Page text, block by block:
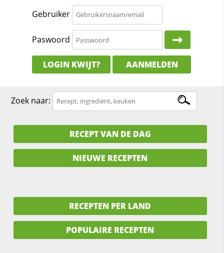
Gebruiker
Paswoord
LOGIN KWIJT? AANMELDEN
Zoek naar:
RECEPT VAN DE DAG
NIEUWE RECEPTEN
RECEPTEN PER LAND
POPULAIRE RECEPTEN